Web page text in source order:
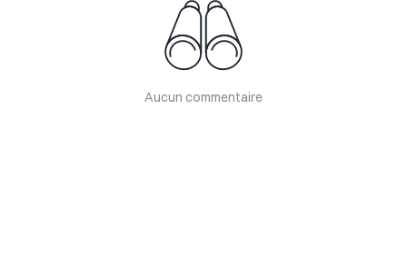
Aucun commentaire